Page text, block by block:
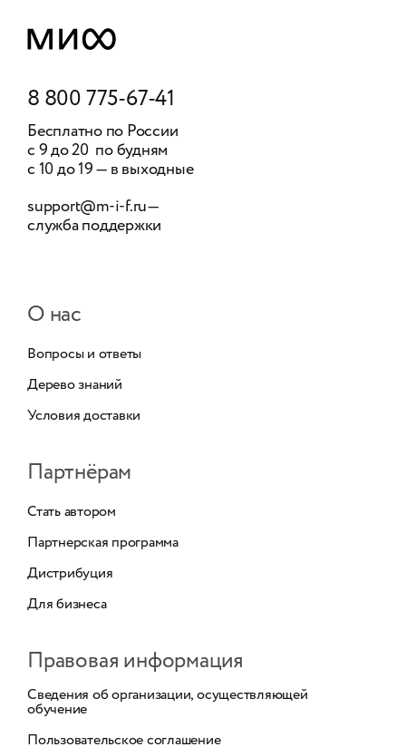
8 800 775-67-41
Бесплатно по России
с 9 до 20 по будням
с 10 до 19 — в выходные
support@m-i-f.ru—
служба поддержки
О нас
Вопросы и ответы
Дерево знаний
Условия доставки
Партнёрам
Стать автором
Партнерская программа
Дистрибуция
Для бизнеса
Правовая информация
Сведения об организации, осуществляющей
обучение
Пользовательское соглашение